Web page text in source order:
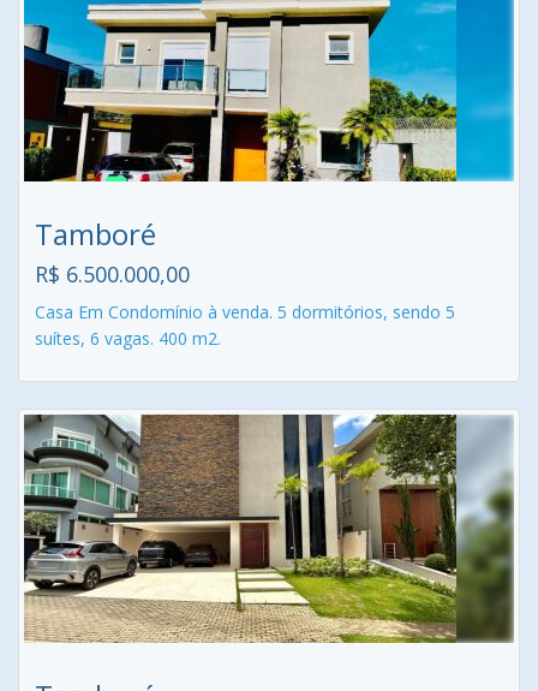
Tamboré
R$ 6.500.000,00
Casa Em Condomínio à venda. 5 dormitórios, sendo 5
suítes, 6 vagas. 400 m2.